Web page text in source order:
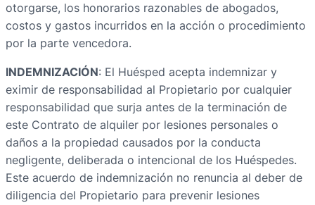
otorgarse, los honorarios razonables de abogados,
costos y gastos incurridos en la acción o procedimiento
por la parte vencedora.
INDEMNIZACIÓN: El Huésped acepta indemnizar y
eximir de responsabilidad al Propietario por cualquier
responsabilidad que surja antes de la terminación de
este Contrato de alquiler por lesiones personales o
daños a la propiedad causados por la conducta
negligente, deliberada o intencional de los Huéspedes.
Este acuerdo de indemnización no renuncia al deber de
diligencia del Propietario para prevenir lesiones